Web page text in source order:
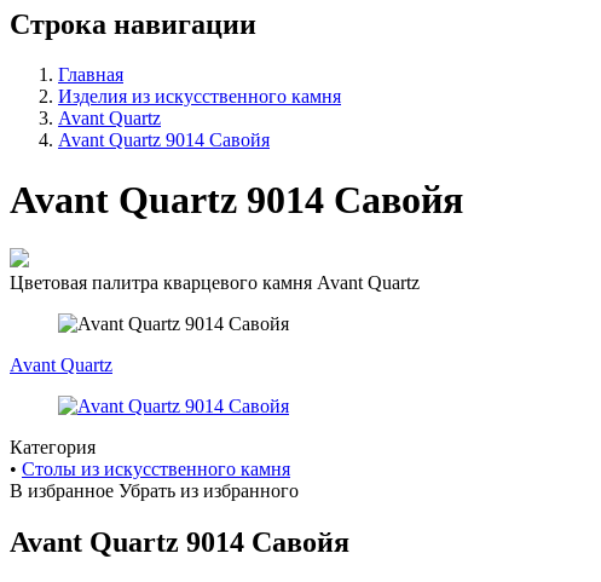
Строка навигации
Главная
Изделия из искусственного камня
Avant Quartz
Avant Quartz 9014 Савойя
Avant Quartz 9014 Савойя
Цветовая палитра кварцевого камня Avant Quartz
Avant Quartz
Категория
• Cтолы из искусственного камня
В избранное Убрать из избранного
Avant Quartz 9014 Савойя